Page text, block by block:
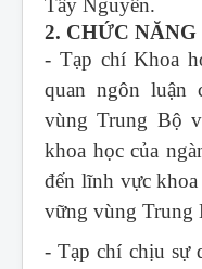
Tây Nguyên.
2. CHỨC NĂNG
- Tạp chí Khoa
quan ngôn luận
vùng Trung Bộ
khoa học của
đến lĩnh vực
vững vùng Trung
- Tạp chí chịu sự